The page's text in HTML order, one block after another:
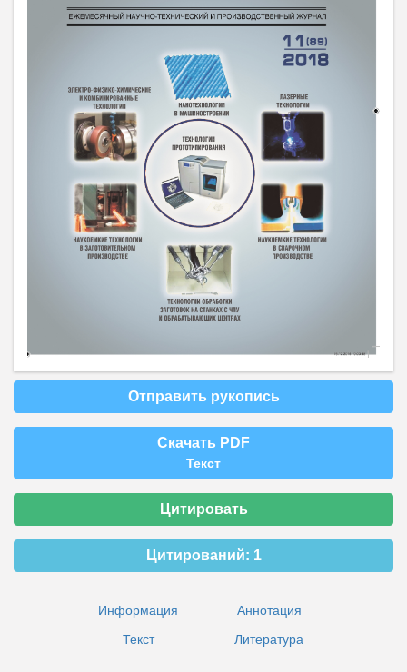
Отправить рукопись
Скачать PDF
Текст
Цитировать
Цитирований: 1
Информация
Аннотация
Текст
Литература